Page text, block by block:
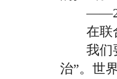
在联合
我们要
治”。世